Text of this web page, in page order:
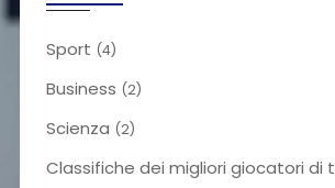
Sport (4)
Business (2)
Scienza (2)
Classifiche dei migliori giocatori di